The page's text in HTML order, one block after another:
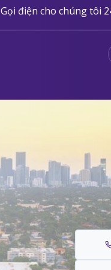
Gọi điện cho chúng tôi